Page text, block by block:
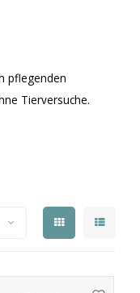
pflegenden
Tierversuche.